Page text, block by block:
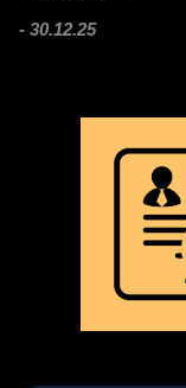
- 30.12.25